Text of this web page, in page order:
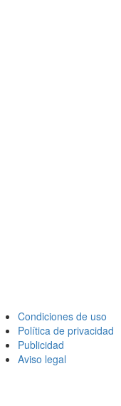
Condiciones de uso
Política de privacidad
Publicidad
Aviso legal